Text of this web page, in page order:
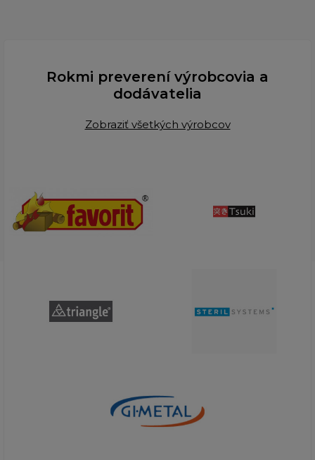
Rokmi preverení výrobcovia a
dodávatelia
Zobraziť všetkých výrobcov